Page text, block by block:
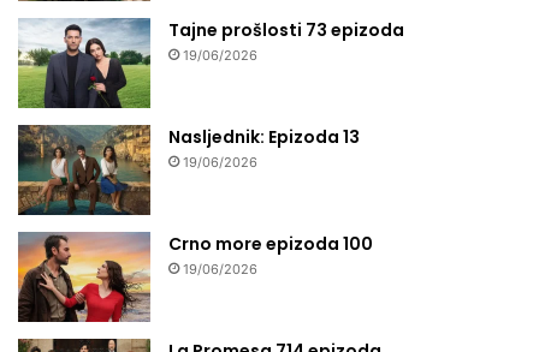
Tajne prošlosti 73 epizoda
19/06/2026
Nasljednik: Epizoda 13
19/06/2026
Crno more epizoda 100
19/06/2026